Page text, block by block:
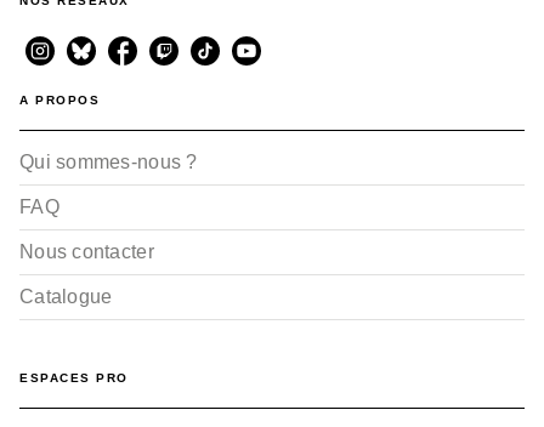
A PROPOS
Qui sommes-nous ?
FAQ
Nous contacter
Catalogue
ESPACES PRO